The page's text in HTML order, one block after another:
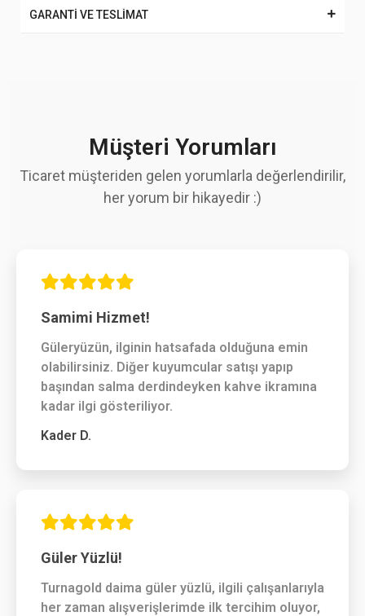
GARANTİ VE TESLİMAT
Müşteri Yorumları
Ticaret müşteriden gelen yorumlarla değerlendirilir,
her yorum bir hikayedir :)
Samimi Hizmet!
Güleryüzün, ilginin hatsafada olduğuna emin
olabilirsiniz. Diğer kuyumcular satışı yapıp
başından salma derdindeyken kahve ikramına
kadar ilgi gösteriliyor.
Kader D.
Güler Yüzlü!
Turnagold daima güler yüzlü, ilgili çalışanlarıyla
her zaman alışverişlerimde ilk tercihim oluyor,